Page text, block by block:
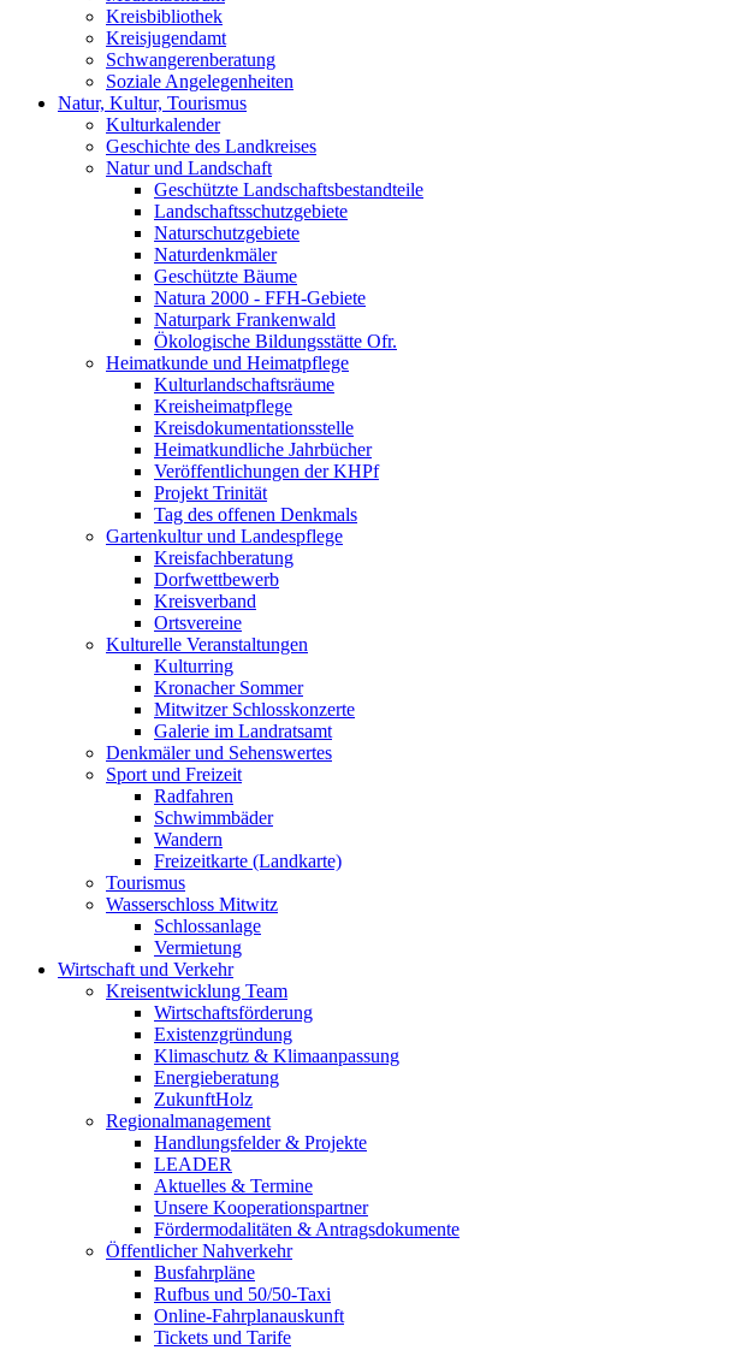
Kreisbibliothek
Kreisjugendamt
Schwangerenberatung
Soziale Angelegenheiten
Natur, Kultur, Tourismus
Kulturkalender
Geschichte des Landkreises
Natur und Landschaft
Geschützte Landschaftsbestandteile
Landschaftsschutzgebiete
Naturschutzgebiete
Naturdenkmäler
Geschützte Bäume
Natura 2000 - FFH-Gebiete
Naturpark Frankenwald
Ökologische Bildungsstätte Ofr.
Heimatkunde und Heimatpflege
Kulturlandschaftsräume
Kreisheimatpflege
Kreisdokumentationsstelle
Heimatkundliche Jahrbücher
Veröffentlichungen der KHPf
Projekt Trinität
Tag des offenen Denkmals
Gartenkultur und Landespflege
Kreisfachberatung
Dorfwettbewerb
Kreisverband
Ortsvereine
Kulturelle Veranstaltungen
Kulturring
Kronacher Sommer
Mitwitzer Schlosskonzerte
Galerie im Landratsamt
Denkmäler und Sehenswertes
Sport und Freizeit
Radfahren
Schwimmbäder
Wandern
Freizeitkarte (Landkarte)
Tourismus
Wasserschloss Mitwitz
Schlossanlage
Vermietung
Wirtschaft und Verkehr
Kreisentwicklung Team
Wirtschaftsförderung
Existenzgründung
Klimaschutz & Klimaanpassung
Energieberatung
ZukunftHolz
Regionalmanagement
Handlungsfelder & Projekte
LEADER
Aktuelles & Termine
Unsere Kooperationspartner
Fördermodalitäten & Antragsdokumente
Öffentlicher Nahverkehr
Busfahrpläne
Rufbus und 50/50-Taxi
Online-Fahrplanauskunft
Tickets und Tarife